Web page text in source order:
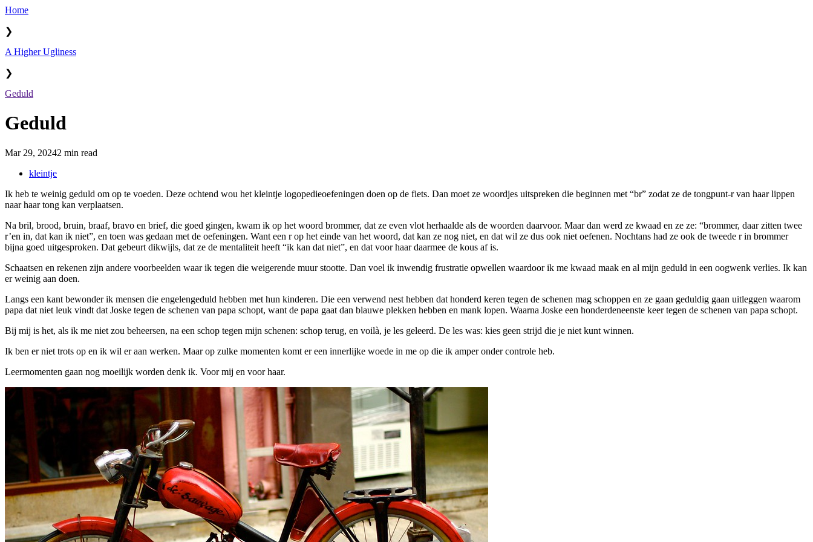
Home
❯
A Higher Ugliness
❯
Geduld
Geduld
Mar 29, 20242 min read
kleintje
Ik heb te weinig geduld om op te voeden. Deze ochtend wou het kleintje logopedieoefeningen doen op de fiets. Dan moet ze woordjes uitspreken die beginnen met “br” zodat ze de tongpunt-r van haar lippen
naar haar tong kan verplaatsen.
Na bril, brood, bruin, braaf, bravo en brief, die goed gingen, kwam ik op het woord brommer, dat ze even vlot herhaalde als de woorden daarvoor. Maar dan werd ze kwaad en ze ze: “brommer, daar zitten twee
r’en in, dat kan ik niet”, en toen was gedaan met de oefeningen. Want een r op het einde van het woord, dat kan ze nog niet, en dat wil ze dus ook niet oefenen. Nochtans had ze ook de tweede r in brommer
bijna goed uitgesproken. Dat gebeurt dikwijls, dat ze de mentaliteit heeft “ik kan dat niet”, en dat voor haar daarmee de kous af is.
Schaatsen en rekenen zijn andere voorbeelden waar ik tegen die weigerende muur stootte. Dan voel ik inwendig frustratie opwellen waardoor ik me kwaad maak en al mijn geduld in een oogwenk verlies. Ik kan
er weinig aan doen.
Langs een kant bewonder ik mensen die engelengeduld hebben met hun kinderen. Die een verwend nest hebben dat honderd keren tegen de schenen mag schoppen en ze gaan geduldig gaan uitleggen waarom
papa dat niet leuk vindt dat Joske tegen de schenen van papa schopt, want de papa gaat dan blauwe plekken hebben en mank lopen. Waarna Joske een honderdeneenste keer tegen de schenen van papa schopt.
Bij mij is het, als ik me niet zou beheersen, na een schop tegen mijn schenen: schop terug, en voilà, je les geleerd. De les was: kies geen strijd die je niet kunt winnen.
Ik ben er niet trots op en ik wil er aan werken. Maar op zulke momenten komt er een innerlijke woede in me op die ik amper onder controle heb.
Leermomenten gaan nog moeilijk worden denk ik. Voor mij en voor haar.